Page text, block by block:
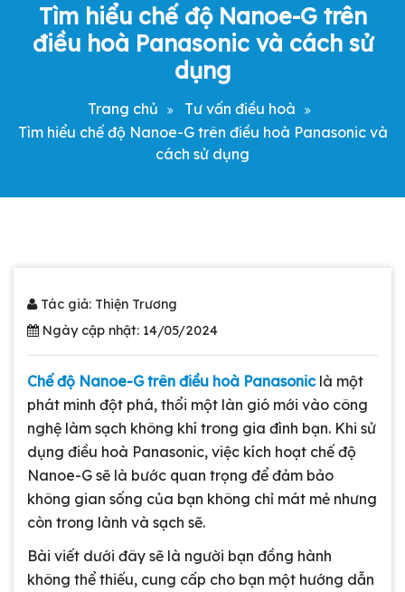
Tìm hiểu chế độ Nanoe-G trên
điều hoà Panasonic và cách sử
dụng
Trang chủ
Tư vấn điều hoà
Tìm hiểu chế độ Nanoe-G trên điều hoà Panasonic và
cách sử dụng
Tác giả: Thiện Trương
Ngày cập nhật: 14/05/2024
Chế độ Nanoe-G trên điều hoà Panasoniclà một
phát minh đột phá, thổi một làn gió mới vào công
nghệ làm sạch không khí trong gia đình bạn. Khi sử
dụng điều hoà Panasonic, việc kích hoạt chế độ
Nanoe-G sẽ là bước quan trọng để đảm bảo
không gian sống của bạn không chỉ mát mẻ nhưng
còn trong lành và sạch sẽ.
Bài viết dưới đây sẽ là người bạn đồng hành
không thể thiếu, cung cấp cho bạn một hướng dẫn